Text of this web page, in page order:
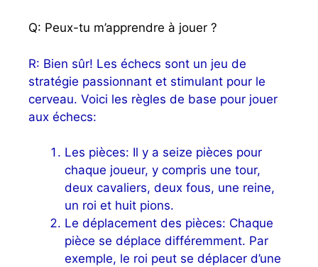
Q: Peux-tu m’apprendre à jouer ?
R: Bien sûr! Les échecs sont un jeu de
stratégie passionnant et stimulant pour le
cerveau. Voici les règles de base pour jouer
aux échecs:
Les pièces: Il y a seize pièces pour
chaque joueur, y compris une tour,
deux cavaliers, deux fous, une reine,
un roi et huit pions.
Le déplacement des pièces: Chaque
pièce se déplace différemment. Par
exemple, le roi peut se déplacer d’une